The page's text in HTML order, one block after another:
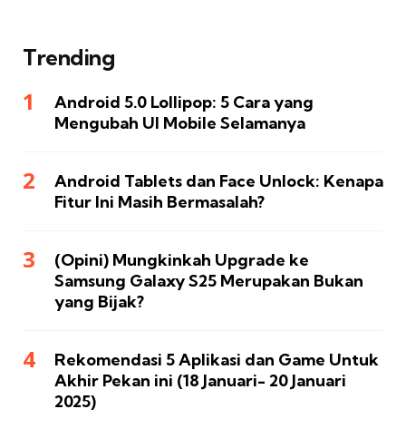
Trending
Android 5.0 Lollipop: 5 Cara yang
Mengubah UI Mobile Selamanya
Android Tablets dan Face Unlock: Kenapa
Fitur Ini Masih Bermasalah?
(Opini) Mungkinkah Upgrade ke
Samsung Galaxy S25 Merupakan Bukan
yang Bijak?
Rekomendasi 5 Aplikasi dan Game Untuk
Akhir Pekan ini (18 Januari- 20 Januari
2025)